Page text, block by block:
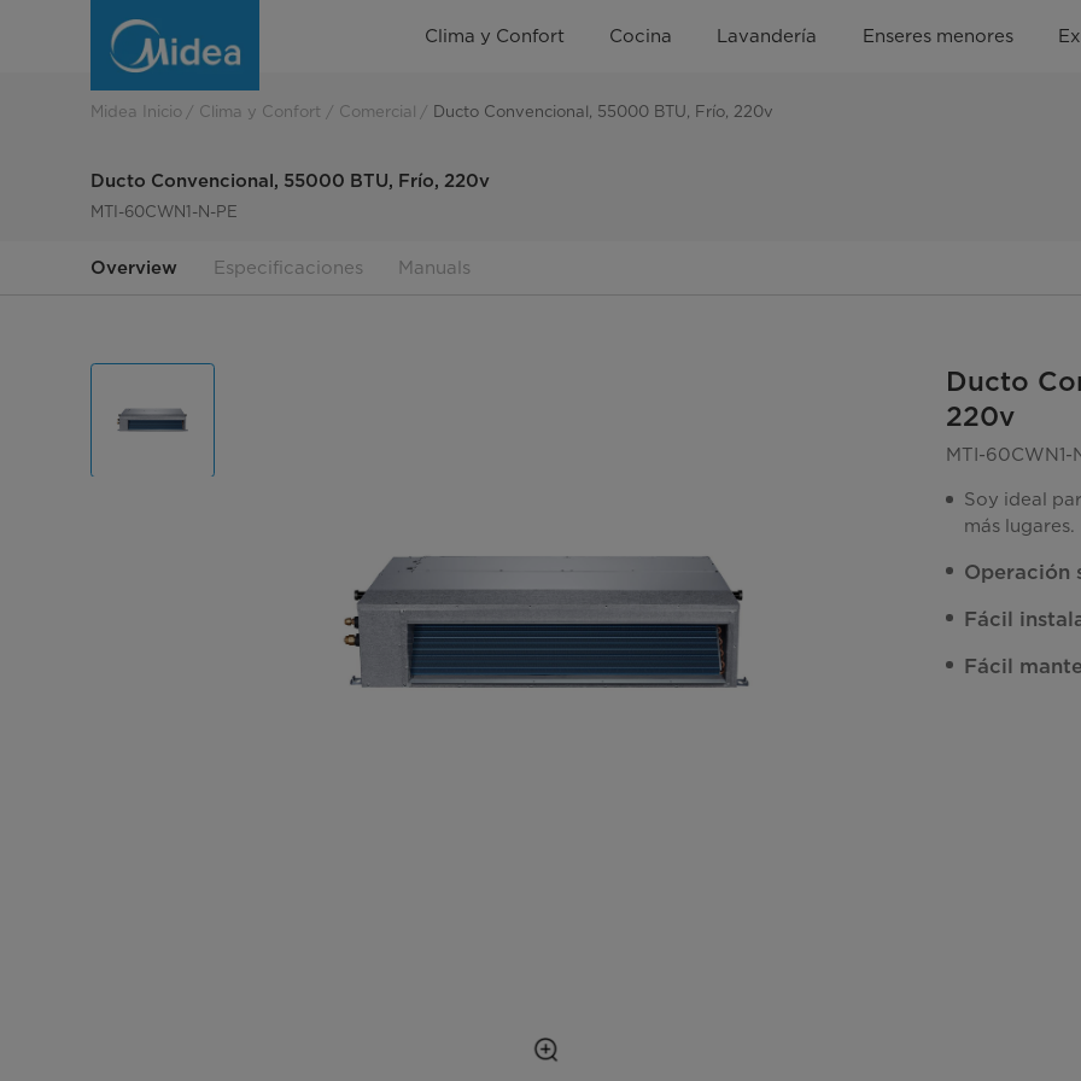
Convencional,
55000
Clima y Confort Cocina Lavandería Enseres menores
Midea Inicio Clima y Confort Comercial Ducto Convencional, 55000 BTU, Frío, 220v
Ducto Convencional, 55000 BTU, Frío, 220v
MTI-60CWN1-N-PE
Overview Especificaciones Manuals
Ducto
220v
MTI-60CWN1-
Soy ideal
más lugares.
Operación
Fácil
Fácil